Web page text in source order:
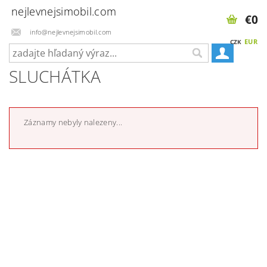
nejlevnejsimobil.com
info@nejlevnejsimobil.com
CZK EUR
€0
SLUCHÁTKA
Záznamy nebyly nalezeny...